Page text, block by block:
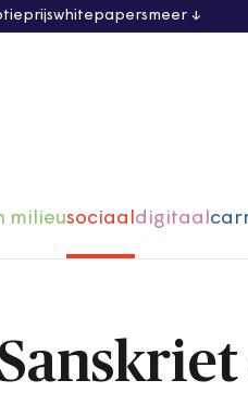
whitepapersmeer
milieusociaaldigitaal